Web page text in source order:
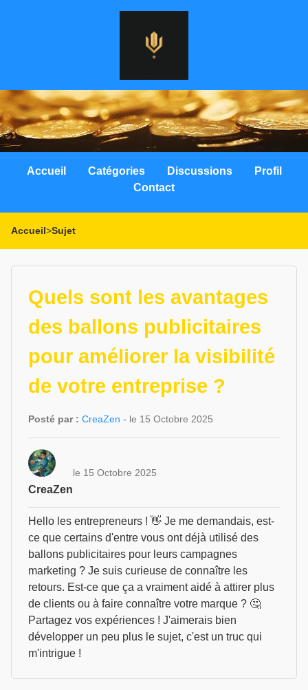
Accueil Catégories Discussions
Profil
Contact
Accueil>Sujet
Quels sont les avantages
des ballons publicitaires
pour améliorer la visibilité
de votre entreprise ?
Posté par : CreaZen - le 15 Octobre 2025
CreaZen
le 15 Octobre 2025
Hello les entrepreneurs ! 👋 Je me demandais, est-
ce que certains d'entre vous ont déjà utilisé des
ballons publicitaires pour leurs campagnes
marketing ? Je suis curieuse de connaître les
retours. Est-ce que ça a vraiment aidé à attirer plus
de clients ou à faire connaître votre marque ? 🤔
Partagez vos expériences ! J'aimerais bien
développer un peu plus le sujet, c'est un truc qui
m'intrigue !